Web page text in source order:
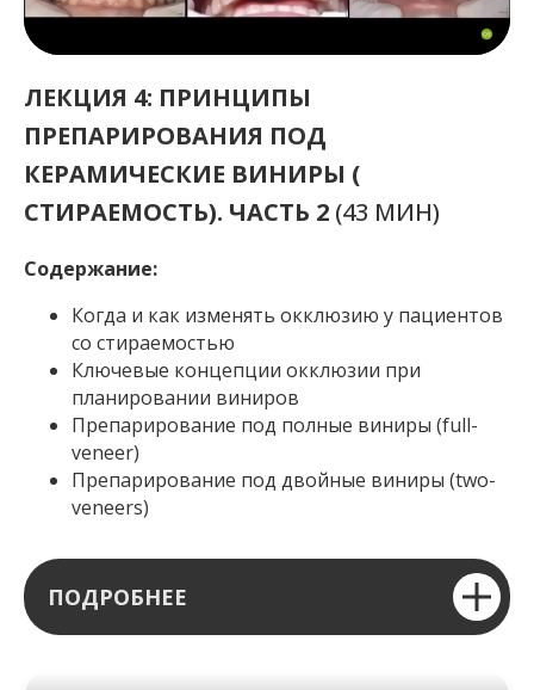
ЛЕКЦИЯ 4: ПРИНЦИПЫ
ПРЕПАРИРОВАНИЯ ПОД
КЕРАМИЧЕСКИЕ ВИНИРЫ (
СТИРАЕМОСТЬ). ЧАСТЬ 2 (43 МИН)
Содержание:
Когда и как изменять окклюзию у пациентов
со стираемостью
Ключевые концепции окклюзии при
планировании виниров
Препарирование под полные виниры (full-
veneer)
Препарирование под двойные виниры (two-
veneers)
ПОДРОБНЕЕ